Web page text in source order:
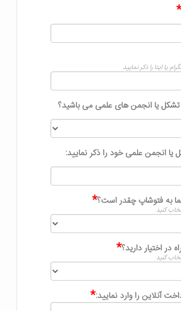
*
یا ایتا را ذکر نمایید
تشکل یا انجمن های علمی می باشید؟
یا انجمن علمی خود را ذکر نمایید:
به فتوشاپ چقدر است؟*
کنید
در اختیار دارید؟*
کنید
آنلاین را وارد نمایید:*